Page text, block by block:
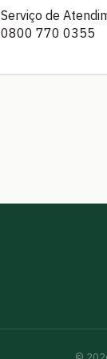
Serviço de
0800 770 0355